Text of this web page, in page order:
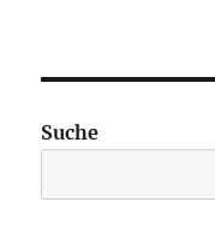
Suche